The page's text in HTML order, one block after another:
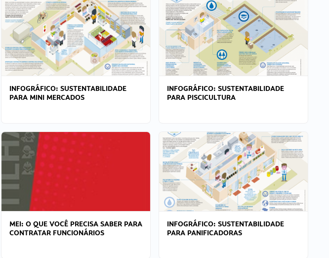
INFOGRÁFICO: SUSTENTABILIDADE
PARA MINI MERCADOS
INFOGRÁFICO: SUSTENTABILIDADE
PARA PISCICULTURA
MEI: O QUE VOCÊ PRECISA SABER PARA
CONTRATAR FUNCIONÁRIOS
INFOGRÁFICO: SUSTENTABILIDADE
PARA PANIFICADORAS